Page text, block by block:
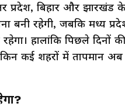
प्रदेश, बिहार और झारखंड
बनी रहेगी, जबकि मध्य
हालांकि पिछले दिनों
कई शहरों में तापमान अब